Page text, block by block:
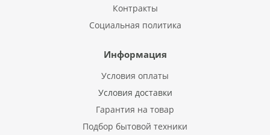
Контракты
Социальная политика
Информация
Условия оплаты
Условия доставки
Гарантия на товар
Подбор бытовой техники